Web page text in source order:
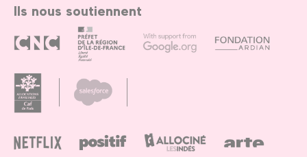
Ils nous soutiennent